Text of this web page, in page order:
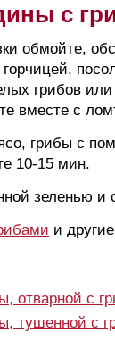
с
обмойте,
грибов
вместе с
грибы с
10-15 мин.
зеленью и
и
отварной с
тушенной с